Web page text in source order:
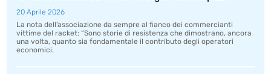
20 Aprile 2026
La nota dell’associazione da sempre al fianco dei commercianti
vittime del racket: “Sono storie di resistenza che dimostrano, ancora
una volta, quanto sia fondamentale il contributo degli operatori
economici.